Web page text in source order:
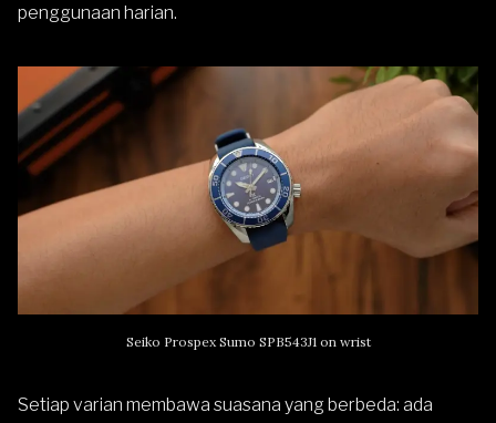
penggunaan harian.
Seiko Prospex Sumo SPB543J1 on wrist
Setiap varian membawa suasana yang berbeda: ada